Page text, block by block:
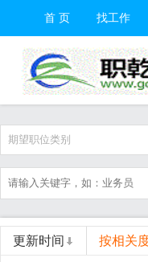
首 页 找工作
期望职位类别
更新时间 按相关